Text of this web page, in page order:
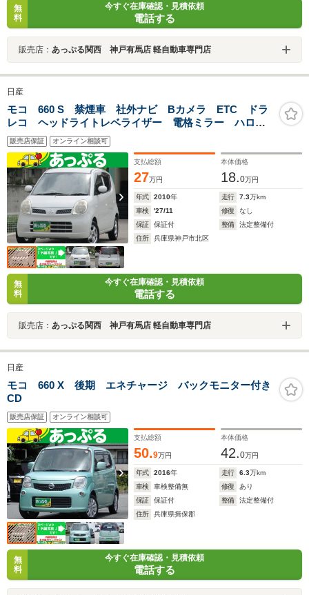
無
料
今すぐ在庫確認・見積依頼
電話する
販売店： あっぷる関西 神戸有馬店 軽自動車専門店
日産
モコ 660 S 禁煙車 社外ナビ Bカメラ ETC ドラ
レコ ヘッドライトレベライザー 電格ミラー ハロゲ
ンヘッドライト マニュアルエアコン パワーウィンド
ウ 純正バイザー 社外マット 社外13インチAW
販売店保証 オンライン相談可
支払総額
27万円
本体価格
18.0万円
年式 2010年 走行 7.3万km
車検
'27/11 修復
なし
保証
保証付 整備
法定整備付
住所
兵庫県神戸市北区
無
料
今すぐ在庫確認・見積依頼
電話する
販売店： あっぷる関西 神戸有馬店 軽自動車専門店
日産
モコ 660 X 後期 エネチャージ バックモニター付き
CD
販売店保証 オンライン相談可
支払総額
50.9万円
本体価格
42.0万円
年式 2016年 走行 6.3万km
車検
車検整備無 修復
あり
保証
保証付 整備
法定整備付
住所
兵庫県揖保郡
無
料
今すぐ在庫確認・見積依頼
電話する